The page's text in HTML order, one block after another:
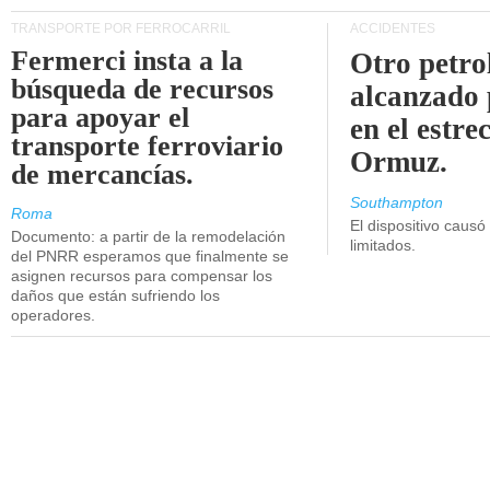
TRANSPORTE POR FERROCARRIL
Fermerci insta a la
búsqueda de recursos
para apoyar el
transporte ferroviario
de mercancías.
Roma
Documento: a partir de la remodelación
del PNRR esperamos que finalmente se
asignen recursos para compensar los
daños que están sufriendo los
operadores.
ACCIDENTES
Otro
en el
Ormuz.
Southampton
El dispositivo
limitados.